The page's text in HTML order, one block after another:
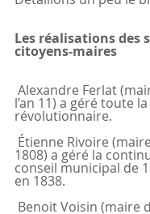
Les réalisations des
citoyens-maires
l’an 11) a géré toute
révolutionnaire.
1808) a géré la
conseil municipal de
en 1838.